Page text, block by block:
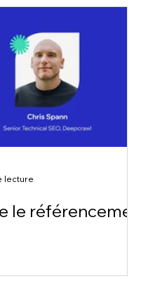
le référencement
lecture